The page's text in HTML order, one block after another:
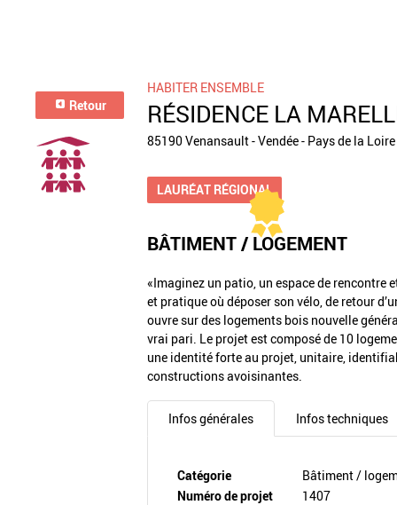
Retour
HABITER ENSEMBLE
RÉSIDENCE LA
85190 Venansault - Vendée - Pays de la Loire
LAURÉAT RÉGIONAL
BÂTIMENT / LOGEMENT
«Imaginez un patio, un espace de
et pratique où déposer son vélo, de retour
ouvre sur des logements bois nouvelle
vrai pari. Le projet est composé de 10
une identité forte au projet, unitaire,
constructions avoisinantes.
Infos générales Infos techniques
Catégorie
Bâtiment /
Numéro de projet
1407